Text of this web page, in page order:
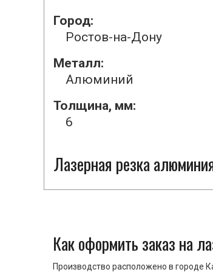
Город:
Ростов-на-Дону
Металл:
Алюминий
Толщина, мм:
6
Лазерная резка
Как оформить заказ на
Производство расположено в городе